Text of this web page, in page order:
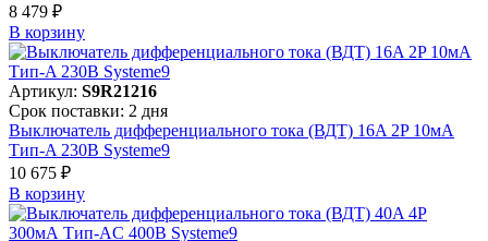
8 479 ₽
В корзинy
Артикул: S9R21216
Срок поставки: 2 дня
Выключатель дифференциального тока (ВДТ) 16A 2P 10мА
Тип-A 230В Systeme9
10 675 ₽
В корзинy